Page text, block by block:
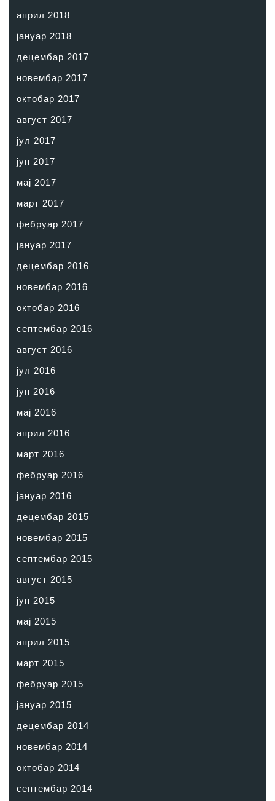
април 2018
јануар 2018
децембар 2017
новембар 2017
октобар 2017
август 2017
јул 2017
јун 2017
мај 2017
март 2017
фебруар 2017
јануар 2017
децембар 2016
новембар 2016
октобар 2016
септембар 2016
август 2016
јул 2016
јун 2016
мај 2016
април 2016
март 2016
фебруар 2016
јануар 2016
децембар 2015
новембар 2015
септембар 2015
август 2015
јун 2015
мај 2015
април 2015
март 2015
фебруар 2015
јануар 2015
децембар 2014
новембар 2014
октобар 2014
септембар 2014